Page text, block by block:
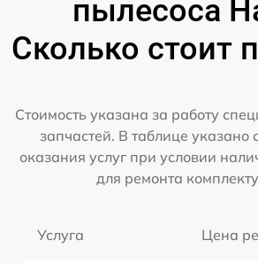
пылесоса
Сколько стоит
Стоимость указана за работу
запчастей. В таблице указано
оказания услуг при условии
для ремонта
Услуга Цена